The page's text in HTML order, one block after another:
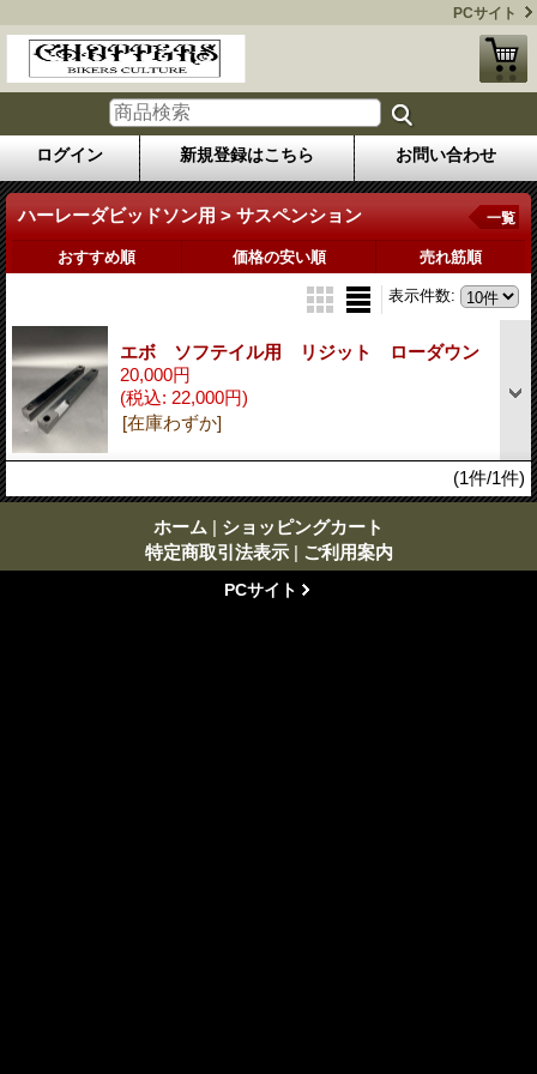
PCサイト
ログイン 新規登録はこちら お問い合わせ
ハーレーダビッドソン用 > サスペンション 一覧
おすすめ順 価格の安い順 売れ筋順
表示件数:
エボ ソフテイル用 リジット ローダウン
20,000円
(税込: 22,000円)
[在庫わずか]
(1件/1件)
ホーム | ショッピングカート
特定商取引法表示 | ご利用案内
PCサイト